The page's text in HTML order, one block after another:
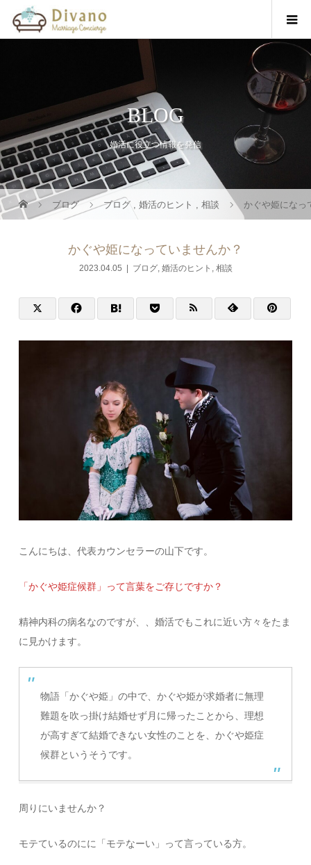
BLOG
婚活に役立つ情報を発信
ブログ ブログ ,婚活のヒント ,相談 かぐや姫になっ
かぐや姫になっていませんか？
2023.04.05 ブログ, 婚活のヒント , 相談
こんにちは、代表カウンセラーの山下です。
「かぐや姫症候群」って言葉をご存じですか？
精神内科の病名なのですが、、婚活でもこれに近い方々をたま
に見かけます。
物語「かぐや姫」の中で、かぐや姫が求婚者に無理
難題を吹っ掛け結婚せず月に帰ったことから、理想
が高すぎて結婚できない女性のことを、かぐや姫症
候群というそうです。
周りにいませんか？
モテているのにに「モテなーい」って言っている方。